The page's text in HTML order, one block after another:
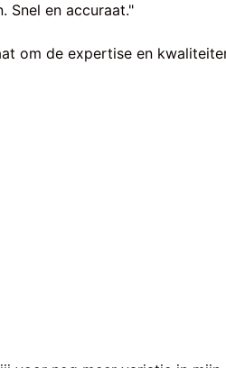
Snel en accuraat."
om de expertise en